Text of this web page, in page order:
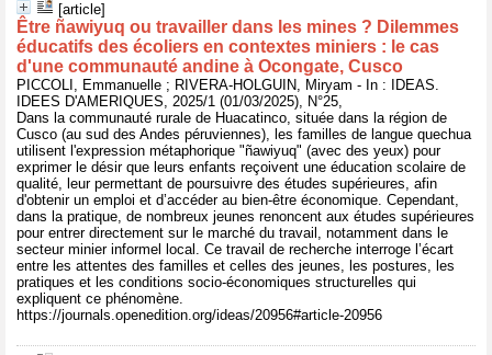
[article]
Être ñawiyuq ou travailler dans les mines ? Dilemmes
éducatifs des écoliers en contextes miniers : le cas
d'une communauté andine à Ocongate, Cusco
PICCOLI, Emmanuelle ; RIVERA-HOLGUIN, Miryam - In : IDEAS.
IDEES D'AMERIQUES, 2025/1 (01/03/2025), N°25,
Dans la communauté rurale de Huacatinco, située dans la région de
Cusco (au sud des Andes péruviennes), les familles de langue quechua
utilisent l'expression métaphorique "ñawiyuq" (avec des yeux) pour
exprimer le désir que leurs enfants reçoivent une éducation scolaire de
qualité, leur permettant de poursuivre des études supérieures, afin
d'obtenir un emploi et d’accéder au bien-être économique. Cependant,
dans la pratique, de nombreux jeunes renoncent aux études supérieures
pour entrer directement sur le marché du travail, notamment dans le
secteur minier informel local. Ce travail de recherche interroge l’écart
entre les attentes des familles et celles des jeunes, les postures, les
pratiques et les conditions socio-économiques structurelles qui
expliquent ce phénomène.
https://journals.openedition.org/ideas/20956#article-20956